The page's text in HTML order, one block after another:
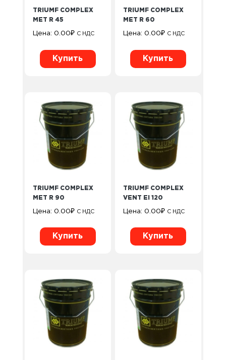
TRIUMF COMPLEX
MET R 45
Цена: 0.00₽ С НДС
Купить
TRIUMF COMPLEX
MET R 60
Цена: 0.00₽ С НДС
Купить
TRIUMF COMPLEX
MET R 90
Цена: 0.00₽ С НДС
Купить
TRIUMF COMPLEX
VENT EI 120
Цена: 0.00₽ С НДС
Купить